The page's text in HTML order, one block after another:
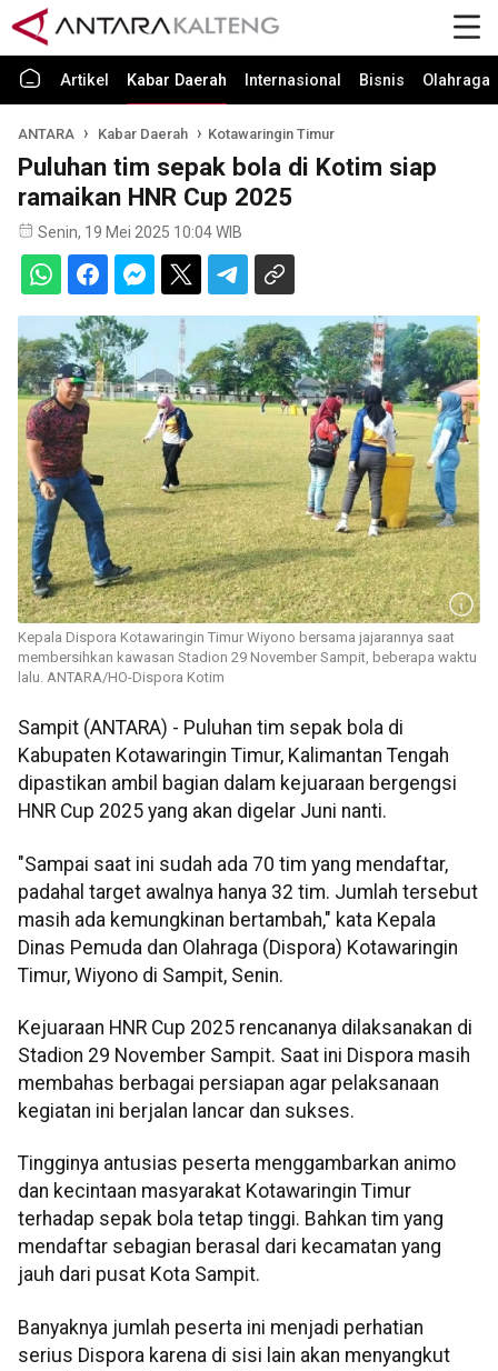
Artikel Kabar Daerah Internasional Bisnis Olahraga
ANTARA Kabar Daerah Kotawaringin Timur
Puluhan tim sepak bola di Kotim siap
ramaikan HNR Cup 2025
Senin, 19 Mei 2025 10:04 WIB
Kepala Dispora Kotawaringin Timur Wiyono bersama jajarannya saat
membersihkan kawasan Stadion 29 November Sampit, beberapa waktu
lalu. ANTARA/HO-Dispora Kotim
Sampit (ANTARA) - Puluhan tim sepak bola di
Kabupaten Kotawaringin Timur, Kalimantan Tengah
dipastikan ambil bagian dalam kejuaraan bergengsi
HNR Cup 2025 yang akan digelar Juni nanti.
"Sampai saat ini sudah ada 70 tim yang mendaftar,
padahal target awalnya hanya 32 tim. Jumlah tersebut
masih ada kemungkinan bertambah," kata Kepala
Dinas Pemuda dan Olahraga (Dispora) Kotawaringin
Timur, Wiyono di Sampit, Senin.
Kejuaraan HNR Cup 2025 rencananya dilaksanakan di
Stadion 29 November Sampit. Saat ini Dispora masih
membahas berbagai persiapan agar pelaksanaan
kegiatan ini berjalan lancar dan sukses.
Tingginya antusias peserta menggambarkan animo
dan kecintaan masyarakat Kotawaringin Timur
terhadap sepak bola tetap tinggi. Bahkan tim yang
mendaftar sebagian berasal dari kecamatan yang
jauh dari pusat Kota Sampit.
Banyaknya jumlah peserta ini menjadi perhatian
serius Dispora karena di sisi lain akan menyangkut